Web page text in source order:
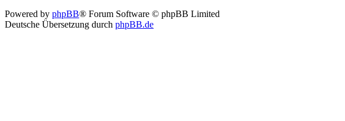
Powered by phpBB® Forum Software © phpBB Limited
Deutsche Übersetzung durch phpBB.de